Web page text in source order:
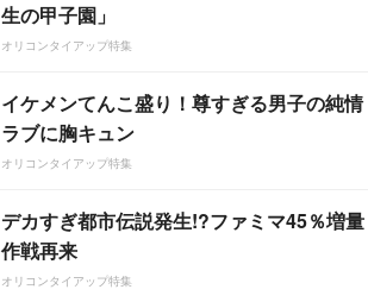
生の甲子園」
オリコンタイアップ特集
イケメンてんこ盛り！尊すぎる男子の純情
ラブに胸キュン
オリコンタイアップ特集
デカすぎ都市伝説発生!?ファミマ45％増量
作戦再来
オリコンタイアップ特集